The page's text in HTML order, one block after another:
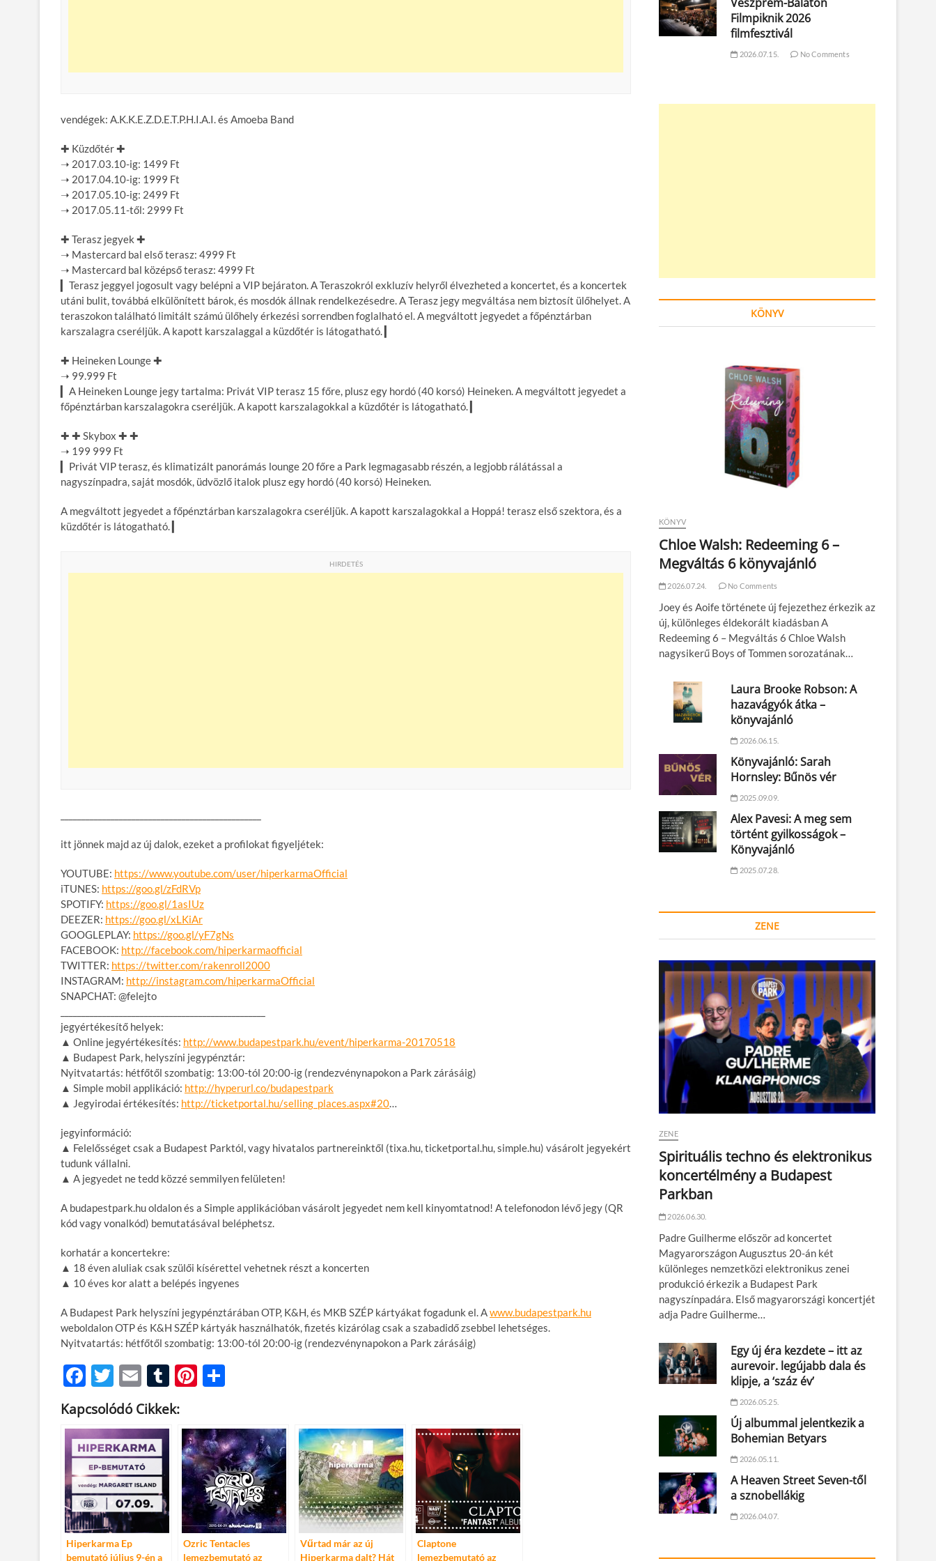
vendégek: A.K.K.E.Z.D.E.T.P.H.I.A.I.és Amoeba Band
✚ Küzdőtér ✚
➝ 2017.03.10-ig: 1499 Ft
➝ 2017.04.10-ig: 1999 Ft
➝ 2017.05.10-ig: 2499 Ft
➝ 2017.05.11-től: 2999 Ft
✚ Terasz jegyek ✚
➝ Mastercard bal első terasz: 4999 Ft
➝ Mastercard bal középső terasz: 4999 Ft
▎Terasz jeggyel jogosult vagy belépni a VIP bejáraton. A Teraszokról exkluzív helyről élvezheted a koncertet, és a koncertek
utáni bulit, továbbá elkülönített bárok, és mosdók állnak rendelkezésedre. A Terasz jegy megváltása nem biztosít ülőhelyet. A
teraszokon található limitált számú ülőhely érkezési sorrendben foglalható el. A megváltott jegyedet a főpénztárban
karszalagra cseréljük. A kapott karszalaggal a küzdőtér is látogatható. ▎
✚ Heineken Lounge ✚
➝ 99.999 Ft
▎A Heineken Lounge jegy tartalma: Privát VIP terasz 15 főre, plusz egy hordó (40 korsó) Heineken. A megváltott jegyedet a
főpénztárban karszalagokra cseréljük. A kapott karszalagokkal a küzdőtér is látogatható. ▎
✚ ✚ Skybox ✚ ✚
➝ 199 999 Ft
▎Privát VIP terasz, és klimatizált panorámás lounge 20 főre a Park legmagasabb részén, a legjobb rálátással a
nagyszínpadra, saját mosdók, üdvözlő italok plusz egy hordó (40 korsó) Heineken.
A megváltott jegyedet a főpénztárban karszalagokra cseréljük. A kapott karszalagokkal a Hoppá! terasz első szektora, és a
küzdőtér is látogatható. ▎
HIRDETÉS
itt jönnek majd az új dalok, ezeket a profilokat figyeljétek:
YOUTUBE: https://www.youtube.com/user/hiperkarmaOfficial
iTUNES: https://goo.gl/zFdRVp
SPOTIFY: https://goo.gl/1asIUz
DEEZER: https://goo.gl/xLKiAr
GOOGLEPLAY: https://goo.gl/yF7gNs
FACEBOOK: http://facebook.com/hiperkarmaofficial
TWITTER: https://twitter.com/rakenroll2000
INSTAGRAM: http://instagram.com/hiperkarmaOfficial
SNAPCHAT: @felejto
jegyértékesítő helyek:
▲ Online jegyértékesítés: http://www.budapestpark.hu/event/hiperkarma-20170518
▲ Budapest Park, helyszíni jegypénztár:
Nyitvatartás: hétfőtől szombatig: 13:00-tól 20:00-ig (rendezvénynapokon a Park zárásáig)
▲ Simple mobil applikáció: http://hyperurl.co/budapestpark
▲ Jegyirodai értékesítés: http://ticketportal.hu/selling_places.aspx#20…
jegyinformáció:
▲ Felelősséget csak a Budapest Parktól, vagy hivatalos partnereinktől (tixa.hu, ticketportal.hu, simple.hu) vásárolt jegyekért
tudunk vállalni.
▲ A jegyedet ne tedd közzé semmilyen felületen!
A budapestpark.hu oldalon és a Simple applikációban vásárolt jegyedet nem kell kinyomtatnod! A telefonodon lévő jegy (QR
kód vagy vonalkód) bemutatásával beléphetsz.
korhatár a koncertekre:
▲ 18 éven aluliak csak szülői kísérettel vehetnek részt a koncerten
▲ 10 éves kor alatt a belépés ingyenes
A Budapest Park helyszíni jegypénztárában OTP, K&H, és MKB SZÉP kártyákat fogadunk el. Awww.budapestpark.hu
weboldalon OTP és K&H SZÉP kártyák használhatók, fizetés kizárólag csak a szabadidő zsebbel lehetséges.
Nyitvatartás: hétfőtől szombatig: 13:00-tól 20:00-ig (rendezvénynapokon a Park zárásáig)
F
ac
e
b
o
o
k
T
w
itt
er
E
m
ail
T
u
m
bl
Pi
es
t
m
e
g
Kapcsolódó Cikkek:
Hiperkarma Ep
bemutató július 9-én a
Ozric Tentacles
lemezbemutató az
Vűrtad már az új
Hiperkarma dalt? Hát
Claptone
lemezbemutató az
Filmpiknik 2026
filmfesztivál
2026.07.15. No Comments
KÖNYV
KÖNYV
Chloe Walsh: Redeeming 6 –
Megváltás 6 könyvajánló
2026.07.24. No Comments
Joey és Aoife története új fejezethez érkezik az
új, különleges éldekorált kiadásban A
Redeeming 6 – Megváltás 6 Chloe Walsh
nagysikerű Boys of Tommen sorozatának…
Laura Brooke Robson: A
hazavágyók átka –
könyvajánló
2026.06.15.
Könyvajánló: Sarah
Hornsley: Bűnös vér
2025.09.09.
Alex Pavesi: A meg sem
történt gyilkosságok –
Könyvajánló
2025.07.28.
ZENE
ZENE
Spirituális techno és elektronikus
koncertélmény a Budapest
Parkban
2026.06.30.
Padre Guilherme először ad koncertet
Magyarországon Augusztus 20-án két
különleges nemzetközi elektronikus zenei
produkció érkezik a Budapest Park
nagyszínpadára. Első magyarországi koncertjét
adja Padre Guilherme…
Egy új éra kezdete – itt az
aurevoir. legújabb dala és
klipje, a ‘száz év’
2026.05.25.
Új albummal jelentkezik a
Bohemian Betyars
2026.05.11.
A Heaven Street Seven-től
a sznobellákig
2026.04.07.